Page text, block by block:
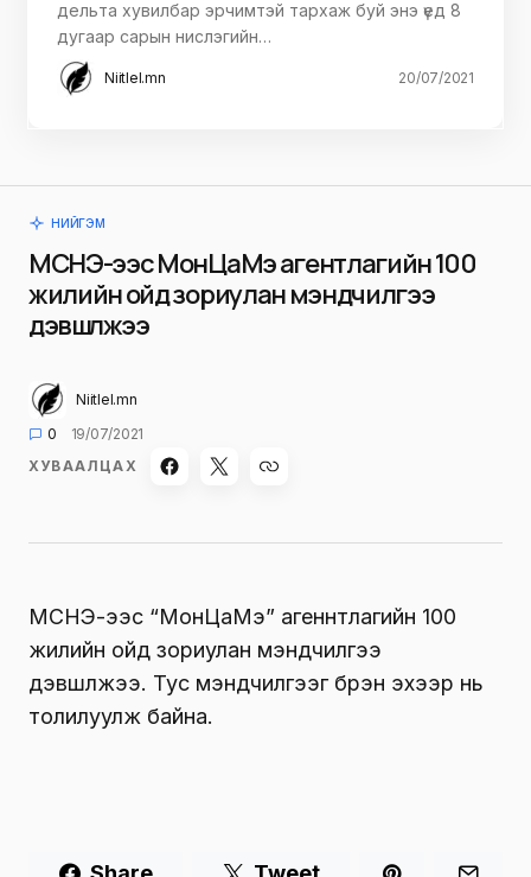
дельта хувилбар эрчимтэй тархаж буй энэ үед 8
дугаар сарын нислэгийн…
Niitlel.mn 20/07/2021
НИЙГЭМ
МСНЭ-ээс МонЦаМэ агентлагийн 100
жилийн ойд зориулан мэндчилгээ
дэвшүүлжээ
Niitlel.mn
0
19/07/2021
ХУВААЛЦАХ
МСНЭ-ээс “МонЦаМэ” агеннтлагийн 100
жилийн ойд зориулан мэндчилгээ
дэвшүүлжээ. Тус мэндчилгээг бүрэн эхээр нь
толилуулж байна.